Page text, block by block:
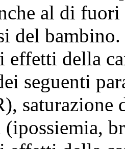
al di
del bambino.
effetti della
seguenti